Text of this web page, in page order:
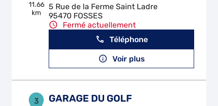
11.66
km
5 Rue de la Ferme Saint Ladre
95470 FOSSES
Fermé actuellement
Téléphone
Voir plus
3 GARAGE DU GOLF